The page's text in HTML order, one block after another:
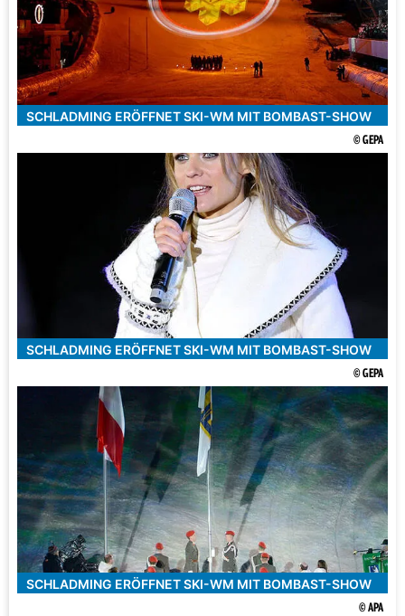
SCHLADMING ERÖFFNET SKI-WM MIT BOMBAST-SHOW
© GEPA
SCHLADMING ERÖFFNET SKI-WM MIT BOMBAST-SHOW
© GEPA
SCHLADMING ERÖFFNET SKI-WM MIT BOMBAST-SHOW
© APA